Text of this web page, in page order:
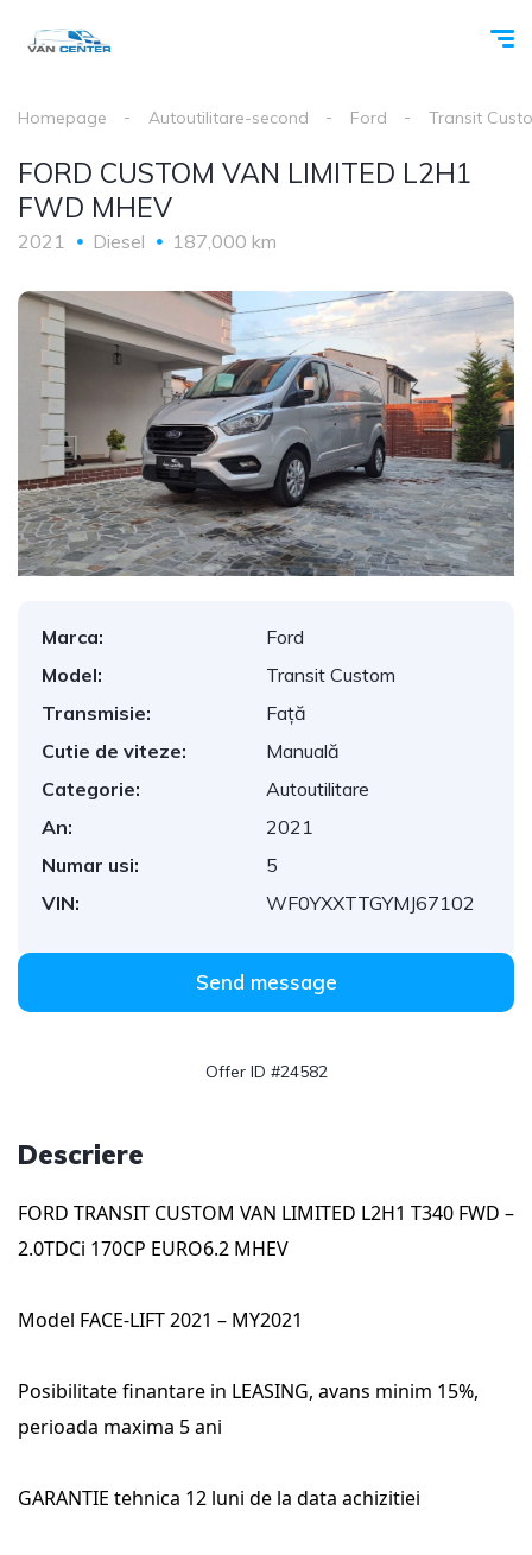
Homepage Autoutilitare-second Ford Transit
FORD CUSTOM VAN LIMITED L2H1
FWD MHEV
2021 Diesel 187,000 km
Marca:
Ford
Model:
Transit Custom
Transmisie:
Față
Cutie de viteze:
Manuală
Categorie:
Autoutilitare
An:
2021
Numar usi:
5
VIN:
WF0YXXTTGYMJ67102
Send message
Offer ID #24582
Descriere
FORD TRANSIT CUSTOM VAN LIMITED L2H1 T340 FWD –
2.0TDCi 170CP EURO6.2 MHEV
Model FACE-LIFT 2021 – MY2021
Posibilitate finantare in LEASING, avans minim 15%,
perioada maxima 5 ani
GARANTIE tehnica 12 luni de la data achizitiei